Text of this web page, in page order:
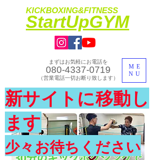
KICKBOXING&FITNESS
​StartUpGYM
ME
NU
まずはお気軽にお電話を
080-4337-0719
​（営業電話一切お断り致します）
​体験入会実施中
新サイトに移動し
ます
少々お待ちください